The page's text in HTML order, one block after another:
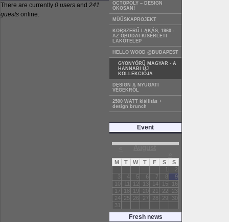
There are currently 0 users and 241
guests online.
OCTOPOLY – DESIGN
OKOSAN!
MÜÜSKAPROJEKT
KORSZERŰ LAKÁS, 1960 -
AZ ÓBUDAI KÍSÉRLETI
LAKÓTELEP
HELLO WOOD @BUDAPEST
GYÖNYÖRŰ MAGYAR - A
HANNABI ÚJ
KOLLEKCIÓJA
DESIGN A NYUGATI
VÉGEKRŐL
2500 WATT kiállítás +
design brunch
Event
« August
M T W T F S
S
1
2
3
4 5 6 7 8
9
10
11 12 13 14 15
16
17
18 19 20 21 22
23
24
25 26 27 28 29
30
31
Fresh news